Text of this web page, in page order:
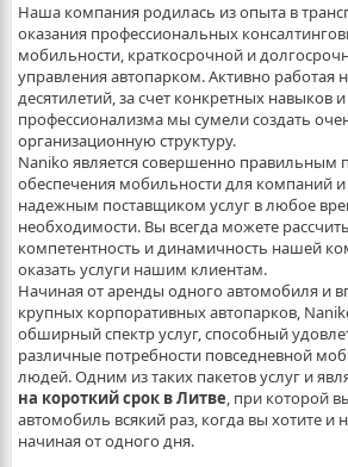
Наша компания родилась из опыта в
оказания профессиональных
мобильности, краткосрочной и
управления автопарком. Активно работая
десятилетий, за счет конкретных навыков
профессионализма мы сумели создать
организационную структуру.
Naniko является совершенно правильным
обеспечения мобильности для компаний
надежным поставщиком услуг в любое
необходимости. Вы всегда можете
компетентность и динамичность нашей
оказать услуги нашим клиентам.
Начиная от аренды одного автомобиля и
крупных корпоративных автопарков,
обширный спектр услуг, способный
различные потребности повседневной
людей. Одним из таких пакетов услуг и
на короткий срок в Литве, при которой
автомобиль всякий раз, когда вы хотите и
начиная от одного дня.